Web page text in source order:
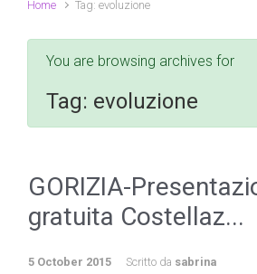
Home Tag: evoluzione
You are browsing archives for
Tag: evoluzione
GORIZIA-
gratuita Costellaz...
5 October 2015 Scritto da sabrina